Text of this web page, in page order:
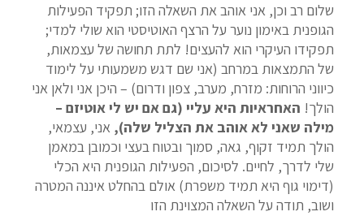
שלום רב וכן, אני אוהב את השאלה הזו; תפקיד הפעילות
הגופנית באימון נוער על הרצף האוטיסטי הוא שולי למדי;
תפקידו העיקרי הוא להעצים! לתת תחושה של עצמאות,
של התמצאות במרחב (אני שם דגש משמעותי על לימוד
כיווני הרוחות: מזרח, מערב, צפון ודרום) – היכן אני ולאן אני
הולך! האחראיות היא עליי (גם אם יש לי אוטיזם –
מילה שאני לא אוהב את הצליל שלה), אני, עצמאי,
הולך תמיד זקוף, גאה, סמוך ובטוח בעצי וכמובן במאמן
שלי לדרך, לחיים. לסיכום, הפעילות הגופנית היא הכלי
(דימוי גוף היא תמיד משפרת) אולם בהחלט איננה המטרה
ושוב, תודה על השאלה המצוינת הזו